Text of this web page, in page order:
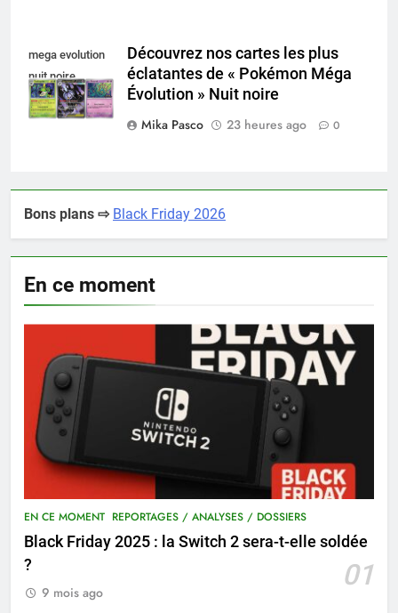
mega evolution
nuit noire
Découvrez nos cartes les plus
éclatantes de « Pokémon Méga
Évolution » Nuit noire
Mika Pasco
23 heures ago 0
Bons plans ⇨ Black Friday 2026
En ce moment
EN CE MOMENT REPORTAGES / ANALYSES / DOSSIERS
Black Friday 2025 : la Switch 2 sera-t-elle soldée
?
01
9 mois ago